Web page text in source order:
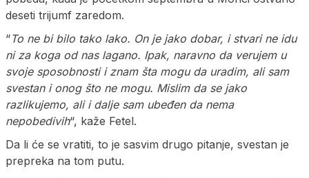
deseti trijumf zaredom.
“To ne bi bilo tako lako. On je jako dobar, i stvari ne idu
ni za koga od nas lagano. Ipak, naravno da verujem u
svoje sposobnosti i znam šta mogu da uradim, ali sam
svestan i onog što ne mogu. Mislim da se jako
razlikujemo, ali i dalje sam ubeđen da nema
nepobedivih“, kaže Fetel.
Da li će se vratiti, to je sasvim drugo pitanje, svestan je
prepreka na tom putu.